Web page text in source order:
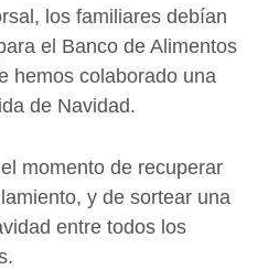
los familiares debían
el Banco de Alimentos
hemos colaborado una
de Navidad.
momento de recuperar
y de sortear una
entre todos los